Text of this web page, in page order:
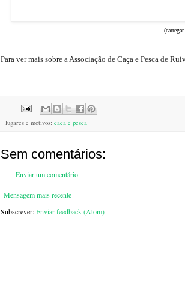
Para ver mais sobre a Associação de Caça e Pesca de
lugares e motivos: caca e pesca
Sem comentários:
Enviar um comentário
Mensagem mais recente
Subscrever:Enviar feedback (Atom)